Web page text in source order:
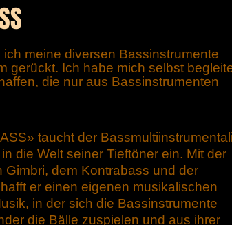
ich meine diversen Bassinstrumente
gerückt. Ich habe mich selbst
die nur aus Bassinstrumenten
taucht der
die Welt seiner Tieftöner ein. Mit der
Gimbri, dem Kontrabass und der
er einen eigenen musikalischen
in der sich die Bassinstrumente
die Bälle zuspielen und aus ihrer